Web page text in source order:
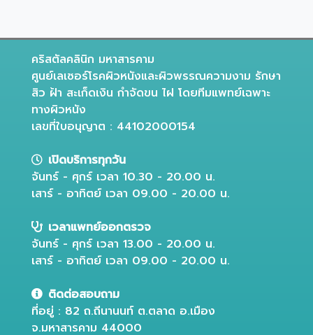
คริสตัลคลินิก มหาสารคาม
ศูนย์เลเซอร์โรคผิวหนังและผิวพรรณความงาม รักษา
สิว ฝ้า สะเก็ดเงิน กำจัดขน ไฝ โดยทีมแพทย์เฉพาะ
ทางผิวหนัง
เลขที่ใบอนุญาต : 44102000154
เปิดบริการทุกวัน
จันทร์ - ศุกร์ เวลา 10.30 - 20.00 น.
เสาร์ - อาทิตย์ เวลา 09.00 - 20.00 น.
เวลาแพทย์ออกตรวจ
จันทร์ - ศุกร์ เวลา 13.00 - 20.00 น.
เสาร์ - อาทิตย์ เวลา 09.00 - 20.00 น.
ติดต่อสอบถาม
ที่อยู่ : 82 ถ.ถีนานนท์ ต.ตลาด อ.เมือง
จ.มหาสารคาม 44000